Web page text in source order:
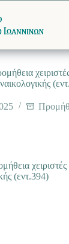
χειριστές
(εντ.394)